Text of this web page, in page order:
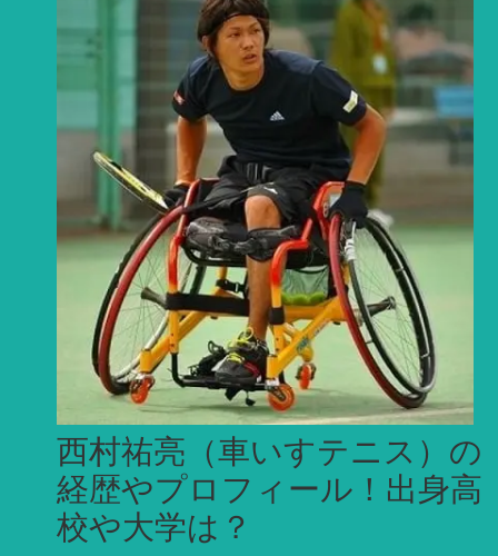
西村祐亮（車いすテニス）の
経歴やプロフィール！出身高
校や大学は？